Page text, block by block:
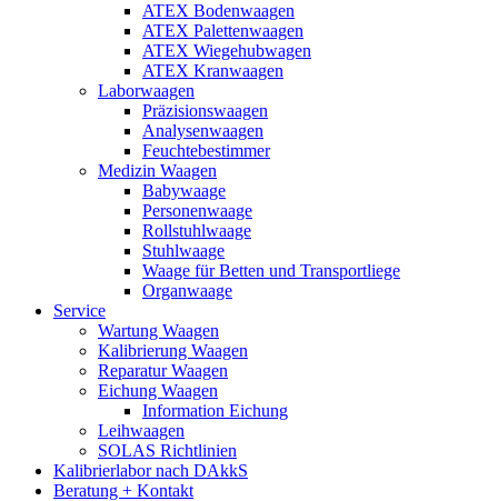
ATEX Bodenwaagen
ATEX Palettenwaagen
ATEX Wiegehubwagen
ATEX Kranwaagen
Laborwaagen
Präzisionswaagen
Analysenwaagen
Feuchtebestimmer
Medizin Waagen
Babywaage
Personenwaage
Rollstuhlwaage
Stuhlwaage
Waage für Betten und Transportliege
Organwaage
Service
Wartung Waagen
Kalibrierung Waagen
Reparatur Waagen
Eichung Waagen
Information Eichung
Leihwaagen
SOLAS Richtlinien
Kalibrierlabor nach DAkkS
Beratung + Kontakt